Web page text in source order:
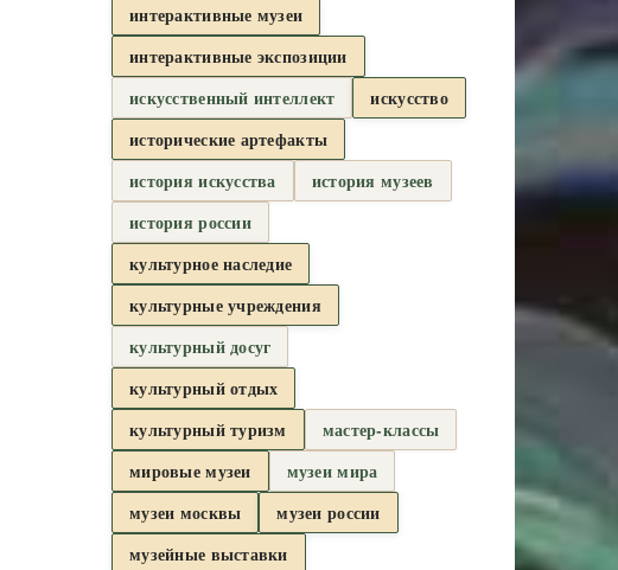
интерактивные музеи
интерактивные экспозиции
искусственный интеллект
искусство
исторические артефакты
история искусства
история музеев
история россии
культурное наследие
культурные учреждения
культурный досуг
культурный отдых
культурный туризм
мастер-классы
мировые музеи
музеи мира
музеи москвы
музеи россии
музейные выставки